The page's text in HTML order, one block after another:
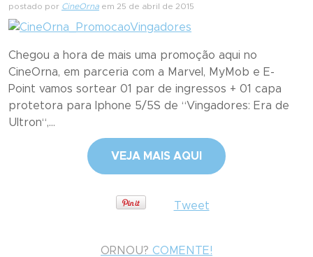
Quem Somos
Nossa História
Contato
postado por CineOrna em 25 de abril de 2015
Chegou a hora de mais uma promoção aqui no
CineOrna, em parceria com a Marvel, MyMob e E-
Point vamos sortear 01 par de ingressos + 01 capa
protetora para Iphone 5/5S de “Vingadores: Era de
Ultron“,...
VEJA MAIS AQUI
Tweet
ORNOU? COMENTE!